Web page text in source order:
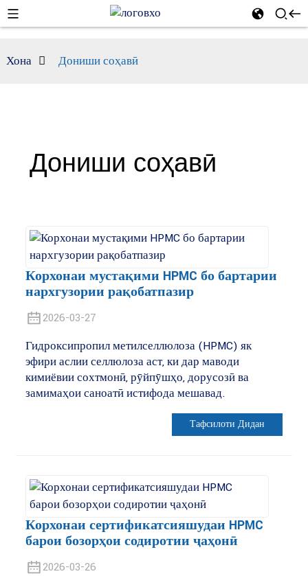
Хона Дониши соҳавӣ
Дониши соҳавӣ
Корхонаи мустақими HPMC бо бартарии
нархгузории рақобатпазир
2026-03-27
Гидроксипропил метилселлюлоза (HPMC) як
эфири аслии селлюлоза аст, ки дар маводи
кимиёвии сохтмонӣ, рӯйпӯшҳо, дорусозӣ ва
замимаҳои саноатӣ истифода мешавад.
Тафсилоти Дидан
Корхонаи сертификатсияшудаи HPMC
барои бозорҳои содиротии ҷаҳонӣ
2026-03-26